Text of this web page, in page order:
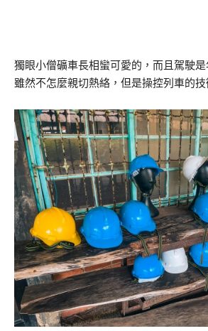
獨眼小僧礦車長相蠻可愛的，而且駕駛是
雖然不怎麼親切熱絡，但是操控列車的技